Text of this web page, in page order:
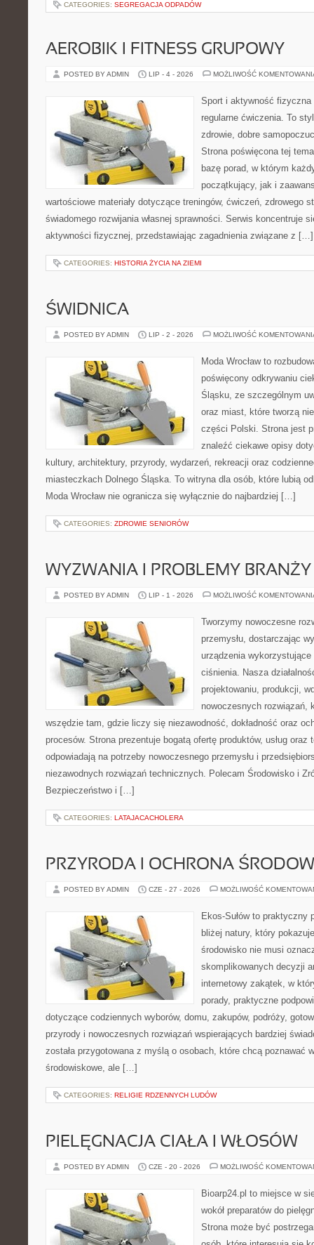
CATEGORIES: SEGREGACJA ODPADÓW
AEROBIK I FITNESS GRUPOWY
POSTED BY ADMIN LIP - 4 - 2026 MOŻLIWOŚĆ
Sport i aktywność
regularne ćwiczenia. To
zdrowie, dobre
Strona poświęcona tej
bazę porad, w którym
początkujący, jak i
wartościowe materiały dotyczące treningów, ćwiczeń, zdrowego
świadomego rozwijania własnej sprawności. Serwis koncentruje
aktywności fizycznej, przedstawiając zagadnienia związane z […]
CATEGORIES: HISTORIA ŻYCIA NA ZIEMI
ŚWIDNICA
POSTED BY ADMIN LIP - 2 - 2026 MOŻLIWOŚĆ
Moda Wrocław to
poświęcony odkrywaniu
Śląsku, ze szczególnym
oraz miast, które tworzą
części Polski. Strona jest
znaleźć ciekawe opisy
kultury, architektury, przyrody, wydarzeń, rekreacji oraz
miasteczkach Dolnego Śląska. To witryna dla osób, które lubią
Moda Wrocław nie ogranicza się wyłącznie do najbardziej […]
CATEGORIES: ZDROWIE SENIORÓW
WYZWANIA I PROBLEMY BRANŻY
POSTED BY ADMIN LIP - 1 - 2026 MOŻLIWOŚĆ
Tworzymy nowoczesne
przemysłu, dostarczając
urządzenia
ciśnienia. Nasza
projektowaniu, produkcji,
nowoczesnych rozwiązań,
wszędzie tam, gdzie liczy się niezawodność, dokładność oraz
procesów. Strona prezentuje bogatą ofertę produktów, usług oraz
odpowiadają na potrzeby nowoczesnego przemysłu i
niezawodnych rozwiązań technicznych. Polecam Środowisko i
Bezpieczeństwo i […]
CATEGORIES: LATAJACACHOLERA
PRZYRODA I OCHRONA
POSTED BY ADMIN CZE - 27 - 2026 MOŻLIWOŚĆ
Ekos-Sułów to praktyczny
bliżej natury, który
środowisko nie musi
skomplikowanych decyzji
internetowy zakątek, w
porady, praktyczne
dotyczące codziennych wyborów, domu, zakupów, podróży,
przyrody i nowoczesnych rozwiązań wspierających bardziej
została przygotowana z myślą o osobach, które chcą poznawać
środowiskowe, ale […]
CATEGORIES: RELIGIE RDZENNYCH LUDÓW
PIELĘGNACJA CIAŁA I WŁOSÓW
POSTED BY ADMIN CZE - 20 - 2026 MOŻLIWOŚĆ
Bioarp24.pl to miejsce w
wokół preparatów do
Strona może być